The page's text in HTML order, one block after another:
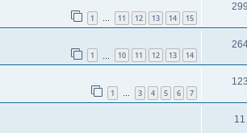
1 … 11 12 13 14 15
299
1 10 11 12 13 14
1 … 3 4 5 6 7
123
11